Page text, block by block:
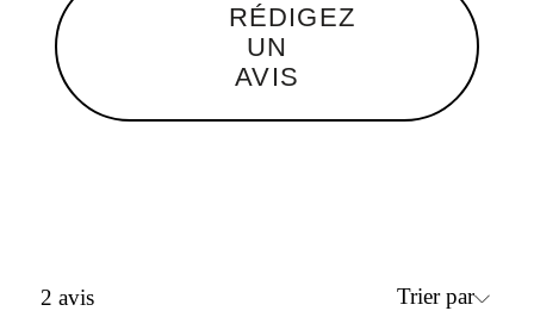
RÉDIGEZ
UN
AVIS
2 avis Trier par